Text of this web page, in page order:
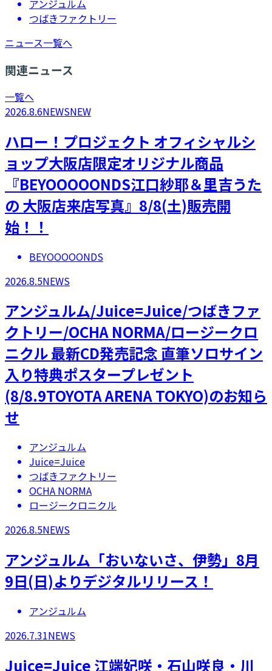
アンジュルム
つばきファクトリー
ニュース一覧へ
関連ニュース
一覧へ
2026.8.6NEWSNEW
ハロー！プロジェクト オフィシャルシ
ョップ大阪店限定オリジナル商品
『BEYOOOOONDS江口紗耶＆里吉うた
の 大阪店来店写真』8/8(土)販売開
始！！
BEYOOOOONDS
2026.8.5NEWS
アンジュルム/Juice=Juice/つばきファ
クトリー/OCHA NORMA/ロージークロ
ニクル 最新CD発売記念 直筆ソロサイン
入り特典ポスタープレゼント
(8/8.9TOYOTA ARENA TOKYO)のお知ら
せ
アンジュルム
Juice=Juice
つばきファクトリー
OCHA NORMA
ロージークロニクル
2026.8.5NEWS
アンジュルム「おいないさ、伊勢」8月
9日(日)よりデジタルリリース！
アンジュルム
2026.7.31NEWS
Juice=Juice 江端妃咲・石山咲良・川